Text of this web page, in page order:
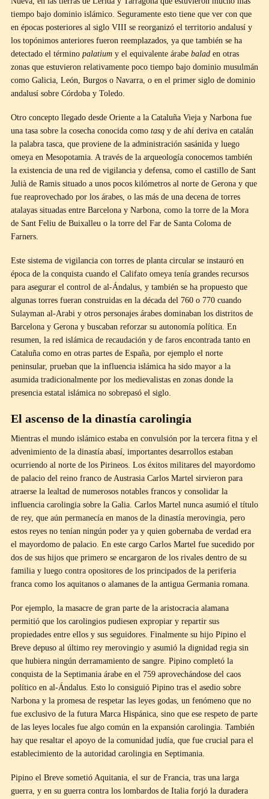
tiempo bajo dominio islámico. Seguramente esto tiene que ver con que
en épocas posteriores al siglo VIII se reorganizó el territorio andalusí y
los topónimos anteriores fueron reemplazados, ya que también se ha
detectado el término palatium y el equivalente árabe balad en otras
zonas que estuvieron relativamente poco tiempo bajo dominio musulmán
como Galicia, León, Burgos o Navarra, o en el primer siglo de dominio
andalusí sobre Córdoba y Toledo.
Otro concepto llegado desde Oriente a la Cataluña Vieja y Narbona fue
una tasa sobre la cosecha conocida como tasq y de ahí deriva en catalán
la palabra tasca, que proviene de la administración sasánida y luego
omeya en Mesopotamia. A través de la arqueología conocemos también
la existencia de una red de vigilancia y defensa, como el castillo de Sant
Julià de Ramis situado a unos pocos kilómetros al norte de Gerona y que
fue reaprovechado por los árabes, o las más de una decena de torres
atalayas situadas entre Barcelona y Narbona, como la torre de la Mora
de Sant Feliu de Buixalleu o la torre del Far de Santa Coloma de
Farners.
Este sistema de vigilancia con torres de planta circular se instauró en
época de la conquista cuando el Califato omeya tenía grandes recursos
para asegurar el control de al-Ándalus, y también se ha propuesto que
algunas torres fueran construidas en la década del 760 o 770 cuando
Sulayman al-Arabi y otros personajes árabes dominaban los distritos de
Barcelona y Gerona y buscaban reforzar su autonomía política. En
resumen, la red islámica de recaudación y de faros encontrada tanto en
Cataluña como en otras partes de España, por ejemplo el norte
peninsular, prueban que la influencia islámica ha sido mayor a la
asumida tradicionalmente por los medievalistas en zonas donde la
presencia estatal islámica no sobrepasó el siglo.
El ascenso de la dinastía carolingia
Mientras el mundo islámico estaba en convulsión por la tercera fitna y el
advenimiento de la dinastía abasí, importantes desarrollos estaban
ocurriendo al norte de los Pirineos. Los éxitos militares del mayordomo
de palacio del reino franco de Austrasia Carlos Martel sirvieron para
atraerse la lealtad de numerosos notables francos y consolidar la
influencia carolingia sobre la Galia. Carlos Martel nunca asumió el título
de rey, que aún permanecía en manos de la dinastía merovingia, pero
estos reyes no tenían ningún poder ya y quien gobernaba de verdad era
el mayordomo de palacio. En este cargo Carlos Martel fue sucedido por
dos de sus hijos que primero se encargaron de los rivales dentro de su
familia y luego contra opositores de los principados de la periferia
franca como los aquitanos o alamanes de la antigua Germania romana.
Por ejemplo, la masacre de gran parte de la aristocracia alamana
permitió que los carolingios pudiesen expropiar y repartir sus
propiedades entre ellos y sus seguidores. Finalmente su hijo Pipino el
Breve depuso al último rey merovingio y asumió la dignidad regia sin
que hubiera ningún derramamiento de sangre. Pipino completó la
conquista de la Septimania árabe en el 759 aprovechándose del caos
político en al-Ándalus. Esto lo consiguió Pipino tras el asedio sobre
Narbona y la promesa de respetar las leyes godas, un fenómeno que no
fue exclusivo de la futura Marca Hispánica, sino que ese respeto de parte
de las leyes locales fue algo común en la expansión carolingia. También
hay que resaltar el apoyo de la comunidad judía, que fue crucial para el
establecimiento de la autoridad carolingia en Septimania.
Pipino el Breve sometió Aquitania, el sur de Francia, tras una larga
guerra, y en su guerra contra los lombardos de Italia forjó la duradera